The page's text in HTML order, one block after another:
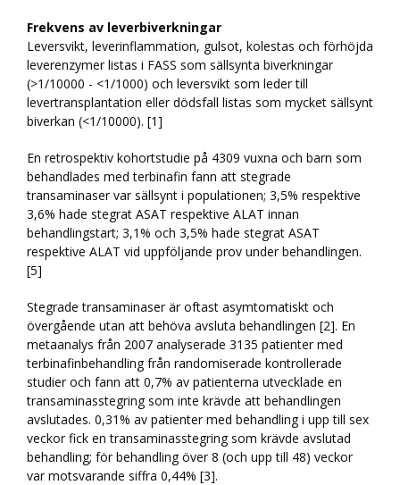
Frekvens av leverbiverkningar
Leversvikt, leverinflammation, gulsot, kolestas och förhöjda
leverenzymer listas i FASS som sällsynta biverkningar
(>1/10000 - <1/1000) och leversvikt som leder till
levertransplantation eller dödsfall listas som mycket sällsynt
biverkan (<1/10000). [1]
En retrospektiv kohortstudie på 4309 vuxna och barn som
behandlades med terbinafin fann att stegrade
transaminaser var sällsynt i populationen; 3,5% respektive
3,6% hade stegrat ASAT respektive ALAT innan
behandlingstart; 3,1% och 3,5% hade stegrat ASAT
respektive ALAT vid uppföljande prov under behandlingen.
[5]
Stegrade transaminaser är oftast asymtomatiskt och
övergående utan att behöva avsluta behandlingen [2]. En
metaanalys från 2007 analyserade 3135 patienter med
terbinafinbehandling från randomiserade kontrollerade
studier och fann att 0,7% av patienterna utvecklade en
transaminasstegring som inte krävde att behandlingen
avslutades. 0,31% av patienter med behandling i upp till sex
veckor fick en transaminasstegring som krävde avslutad
behandling; för behandling över 8 (och upp till 48) veckor
var motsvarande siffra 0,44% [3].